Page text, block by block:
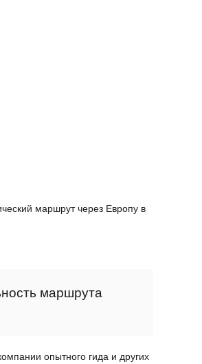
маршрут через Европу в
маршрута
опытного гида и других